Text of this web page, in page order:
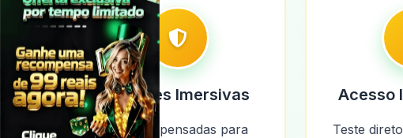
Sessões Imersivas
Playlists pensadas para
Acesso
Teste